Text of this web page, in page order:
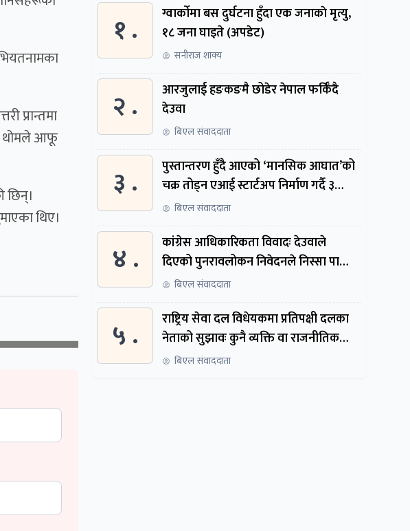
प्रान्तमा
थोमले आफू
थिए।
१ .
ग्वार्काेमा बस दुर्घटना हुँदा एक जनाकाे मृत्यु,
१८ जना घाइते (अपडेट)
सनीराज शाक्य
२ .
आरजुलाई हङकङमै छोडेर नेपाल फर्किँदै
देउवा
बिएल संवाददाता
३ .
पुस्तान्तरण हुँदै आएको ‘मानसिक आघात’को
चक्र तोड्न एआई स्टार्टअप निर्माण गर्दै ३
नेपाली
बिएल संवाददाता
४ .
कांग्रेस आधिकारिकता विवादः देउवाले
दिएको पुनरावलोकन निवेदनले निस्सा पायो,
फेरि सुरुदेखि सुनुवाइ हुने
बिएल संवाददाता
५ .
राष्ट्रिय सेवा दल विधेयकमा प्रतिपक्षी दलका
नेताको सुझावः कुनै व्यक्ति वा राजनीतिक
नेतृत्वबाट निर्देशित हुने संस्था नबनोस्
बिएल संवाददाता